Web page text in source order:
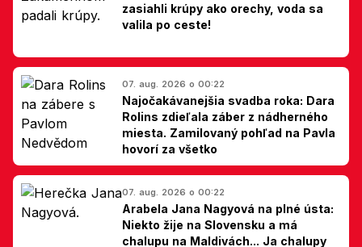
zasiahli krúpy ako orechy, voda sa
valila po ceste!
07. aug. 2026 o 00:22
Najočakávanejšia svadba roka: Dara
Rolins zdieľala záber z nádherného
miesta. Zamilovaný pohľad na Pavla
hovorí za všetko
07. aug. 2026 o 00:22
Arabela Jana Nagyová na plné ústa:
Niekto žije na Slovensku a má
chalupu na Maldivách... Ja chalupy